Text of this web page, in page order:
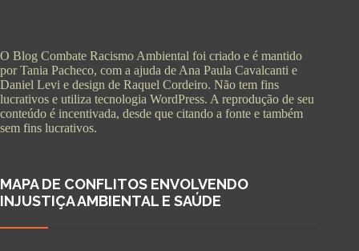
O Blog Combate Racismo Ambiental foi criado e é mantido
por Tania Pacheco, com a ajuda de Ana Paula Cavalcanti e
Daniel Levi e design de Raquel Cordeiro. Não tem fins
lucrativos e utiliza tecnologia WordPress. A reprodução de seu
conteúdo é incentivada, desde que citando a fonte e também
sem fins lucrativos.
MAPA DE CONFLITOS ENVOLVENDO
INJUSTIÇA AMBIENTAL E SAÚDE